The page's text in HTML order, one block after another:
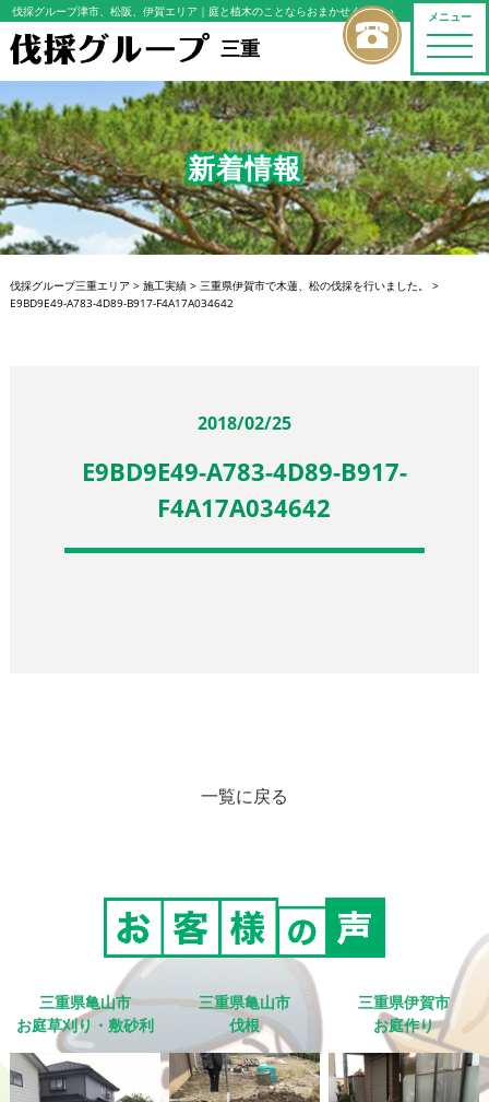
メニュー
toggle
伐採グループ津市、松阪、伊賀エリア ｜庭と植木のことならおまかせください
三重
新着情報
伐採グループ三重エリア > 施工実績> 三重県伊賀市で木蓮、松の伐採を行いました。
>
E9BD9E49-A783-4D89-B917-F4A17A034642
2018/02/25
E9BD9E49-A783-4D89-B917-
F4A17A034642
一覧に戻る
三重県亀山市
お庭草刈り・敷砂利
三重県亀山市
伐根
三重県伊賀市
お庭作り